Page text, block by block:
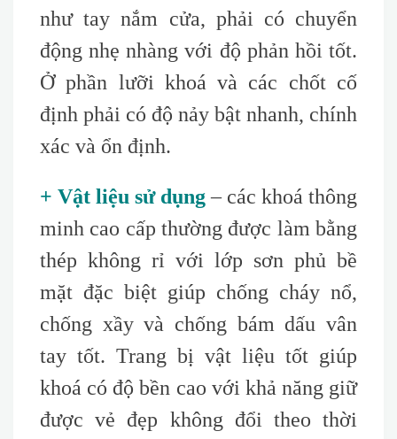
như tay nắm cửa, phải có chuyển
động nhẹ nhàng với độ phản hồi tốt.
Ở phần lưỡi khoá và các chốt cố
định phải có độ nảy bật nhanh, chính
xác và ổn định.
+ Vật liệu sử dụng– các khoá thông
minh cao cấp thường được làm bằng
thép không rỉ với lớp sơn phủ bề
mặt đặc biệt giúp chống cháy nổ,
chống xầy và chống bám dấu vân
tay tốt. Trang bị vật liệu tốt giúp
khoá có độ bền cao với khả năng giữ
được vẻ đẹp không đổi theo thời